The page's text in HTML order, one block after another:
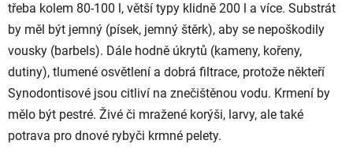
třeba kolem 80-100 l, větší typy klidně 200 l a více. Substrát
by měl být jemný (písek, jemný štěrk), aby se nepoškodily
vousky (barbels). Dále hodně úkrytů (kameny, kořeny,
dutiny), tlumené osvětlení a dobrá filtrace, protože někteří
Synodontisové jsou citliví na znečištěnou vodu. Krmení by
mělo být pestré. Živé či mražené korýši, larvy, ale také
potrava pro dnové rybyči krmné pelety.